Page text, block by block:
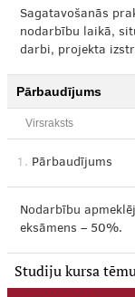
Sagatavošanās
nodarbību laikā,
darbi, projekta
Pārbaudījums
Virsraksts
1. Pārbaudījums
Nodarbību
eksāmens – 50%.
Studiju kursa